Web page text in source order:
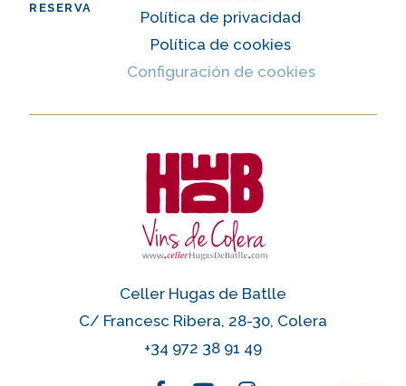
RESERVA
Política de privacidad
Política de cookies
Configuración de cookies
Celler Hugas de Batlle
C/ Francesc Ribera, 28-30, Colera
+34 972 38 91 49